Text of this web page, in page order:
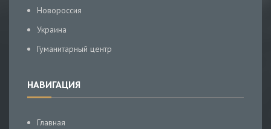
Новороссия
Украина
Гуманитарный центр
НАВИГАЦИЯ
Главная